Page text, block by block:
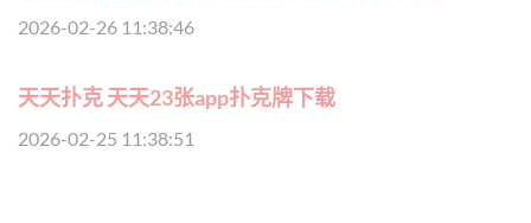
2026-02-26 11:38:46
天天扑克 天天23张app扑克牌下载
2026-02-25 11:38:51